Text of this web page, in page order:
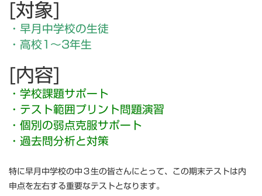
[対象]
・早月中学校の生徒
・高校1～3年生
[内容]
・学校課題サポート
・テスト範囲プリント問題演習
・個別の弱点克服サポート
・過去問分析と対策
特に早月中学校の中３生の皆さんにとって、この期末テストは内
申点を左右する重要なテストとなります。